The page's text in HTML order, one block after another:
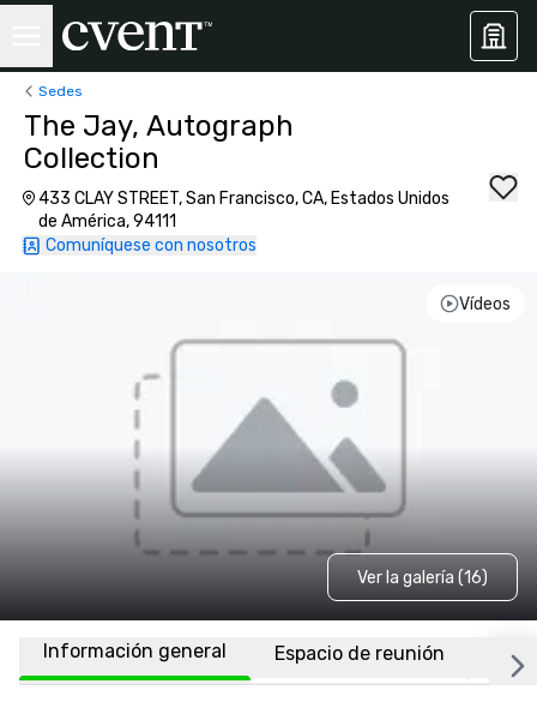
Sedes
The Jay, Autograph
Collection
433 CLAY STREET, San Francisco, CA, Estados Unidos
de América, 94111
Comuníquese con nosotros
Vídeos
Ver la galería (16)
Información general Espacio de reunión